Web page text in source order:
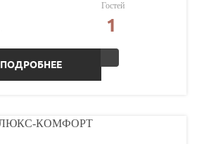
Гостей
1
ПОДРОБНЕЕ